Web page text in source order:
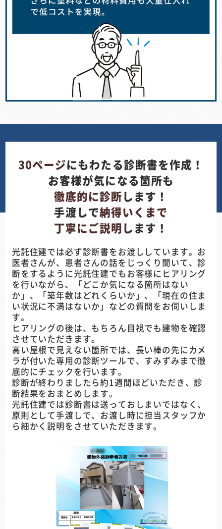
30ページにもわたる診断書を作成！
お客様が気になる箇所も
徹底的に診断します！
手渡しで納得いくまで
丁寧にご説明します！
光託住建では必ず診断書をお渡ししています。お
医者さんが、患者さんの話をじっくり聞いて、診
断をするように光託住建でもお客様にヒアリング
を行いながら、「どこか気になる箇所はない
か」、「築年数はどれくらいか」、「現在の住ま
い状況に不満はないか」などの質問をお伺いしま
す。
ヒアリングの後は、もちろん目視でも建物を確認
させていただきます。
高い屋根で見えない箇所では、長い棒の先にカメ
ラが付いた専用の診断ツールで、すみずみまで徹
底的にチェックを行います。
診断が終わりましたら約1週間ほどいただき、診
断結果をおまとめします。
光託住建では診断書は送っておしまいではなく、
原則として手渡しで、お渡し時に担当スタッフか
ら細かく説明をさせていただきます。